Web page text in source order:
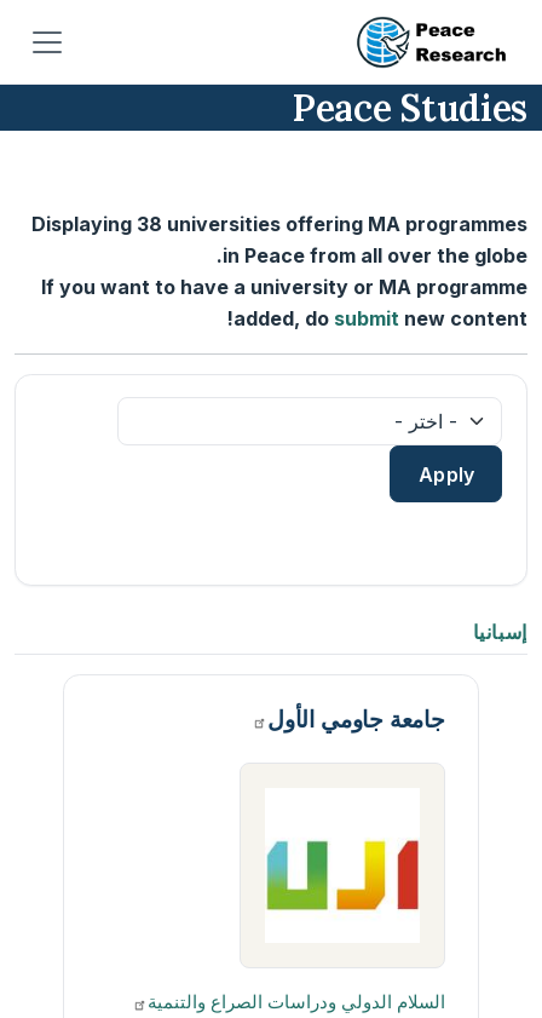
تجاوز إلى المحتوى الرئيسي
Peace Studies
Displaying 38 universities offering MA programmes
in Peace from all over the globe.
If you want to have a university or MA programme
added, do submit new content!
إسبانيا
جامعة جاومي الأول
السلام الدولي ودراسات الصراع والتنمية